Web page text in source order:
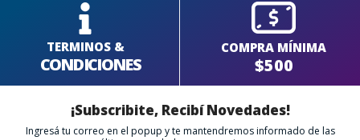
TERMINOS &
CONDICIONES
COMPRA MÍNIMA
$500
¡Subscribite, Recibí Novedades!
Ingresá tu correo en el popup y te mantendremos informado de las